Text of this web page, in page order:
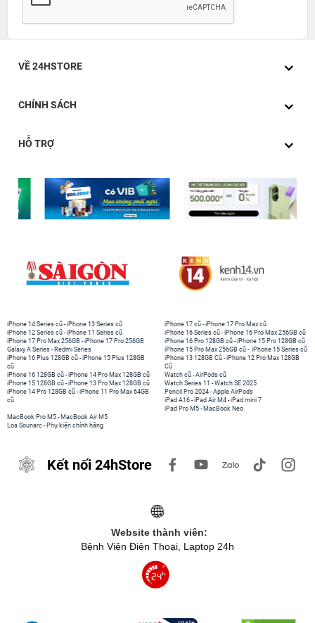
VỀ 24HSTORE
CHÍNH SÁCH
HỖ TRỢ
iPhone 14 Series cũ -iPhone 13 Series cũ
iPhone 12 Series cũ -iPhone 11 Series cũ
iPhone 17 Pro Max 256GB -iPhone 17 Pro 256GB
Galaxy A Series - Redmi Series
iPhone 17 cũ -iPhone 17 Pro Max cũ
iPhone 16 Series cũ - iPhone 16 Pro Max 256GB cũ
iPhone 16 Pro 128GB cũ -iPhone 15 Pro 128GB cũ
iPhone 15 Pro Max 256GB cũ - iPhone 15 Series cũ
iPhone 16 Plus 128GB cũ -iPhone 15 Plus 128GB
cũ
iPhone 16 128GB cũ -iPhone 14 Pro Max 128GB cũ
iPhone 15 128GB cũ -iPhone 13 Pro Max 128GB cũ
iPhone 14 Pro 128GB cũ -iPhone 11 Pro Max 64GB
cũ
iPhone 13 128GB Cũ -iPhone 12 Pro Max 128GB
Cũ
Watch cũ -AirPods cũ
Watch Series 11 -Watch SE 2025
Pencil Pro 2024 -Apple AirPods
iPad A16 -iPad Air M4 -iPad mini 7
iPad Pro M5 - MacBook Neo
MacBook Pro M5 - MacBook Air M5
Loa Sounarc - Phụ kiện chính hãng
Kết nối 24hStore
Website thành viên:
Bệnh Viện Điện Thoại, Laptop 24h